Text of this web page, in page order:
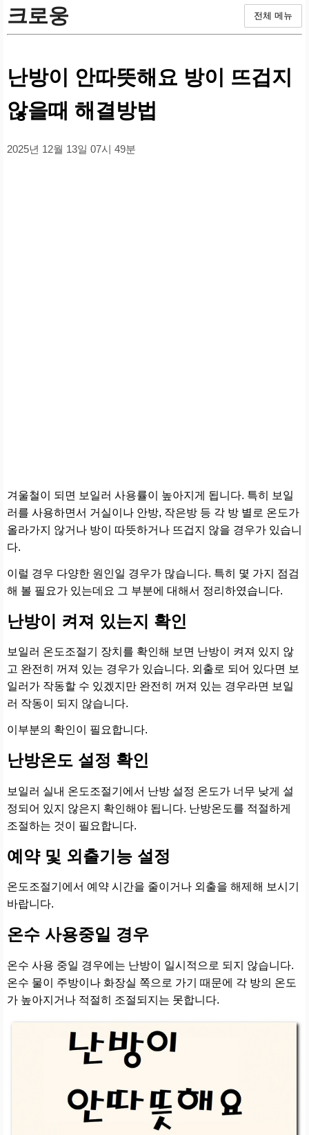
크로웅 전체 메뉴
난방이 안따뜻해요 방이 뜨겁지
않을때 해결방법
2025년 12월 13일 07시 49분
겨울철이 되면 보일러 사용률이 높아지게 됩니다. 특히 보일
러를 사용하면서 거실이나 안방, 작은방 등 각 방 별로 온도가
올라가지 않거나 방이 따뜻하거나 뜨겁지 않을 경우가 있습니
다.
이럴 경우 다양한 원인일 경우가 많습니다. 특히 몇 가지 점검
해 볼 필요가 있는데요 그 부분에 대해서 정리하였습니다.
난방이 켜져 있는지 확인
보일러 온도조절기 장치를 확인해 보면 난방이 켜져 있지 않
고 완전히 꺼져 있는 경우가 있습니다. 외출로 되어 있다면 보
일러가 작동할 수 있겠지만 완전히 꺼져 있는 경우라면 보일
러 작동이 되지 않습니다.
이부분의 확인이 필요합니다.
난방온도 설정 확인
보일러 실내 온도조절기에서 난방 설정 온도가 너무 낮게 설
정되어 있지 않은지 확인해야 됩니다. 난방온도를 적절하게
조절하는 것이 필요합니다.
예약 및 외출기능 설정
온도조절기에서 예약 시간을 줄이거나 외출을 해제해 보시기
바랍니다.
온수 사용중일 경우
온수 사용 중일 경우에는 난방이 일시적으로 되지 않습니다.
온수 물이 주방이나 화장실 쪽으로 가기 때문에 각 방의 온도
가 높아지거나 적절히 조절되지는 못합니다.